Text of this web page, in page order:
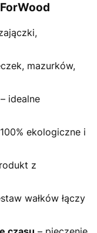
mazurków,
– idealne
ekologiczne i
z
wałków łączy